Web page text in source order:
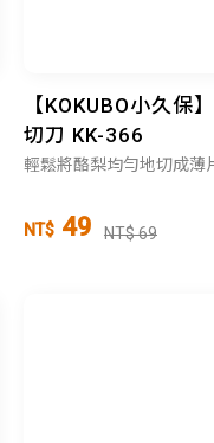
【KOKUBO小久保
切刀 KK-366
輕鬆將酪梨均勻地切成薄
NT$ 49 NT$ 69